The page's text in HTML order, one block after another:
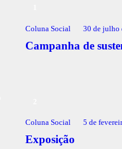
Coluna Social 30 de julho
Campanha de
Coluna Social 5 de
Exposição